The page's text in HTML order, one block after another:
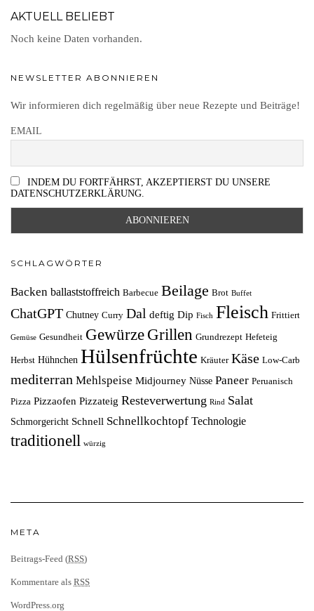
AKTUELL BELIEBT
Noch keine Daten vorhanden.
NEWSLETTER ABONNIEREN
Wir informieren dich regelmäßig über neue Rezepte und Beiträge!
EMAIL
INDEM DU FORTFÄHRST, AKZEPTIERST DU UNSERE
DATENSCHUTZERKLÄRUNG.
SCHLAGWÖRTER
Backen ballaststoffreich Barbecue Beilage Brot Buffet
ChatGPT Chutney Curry Dal deftig Dip Fisch Fleisch Frittiert
Gemüse Gesundheit Gewürze Grillen Grundrezept Hefeteig
Herbst Hühnchen Hülsenfrüchte Kräuter Käse Low-Carb
mediterran Mehlspeise Midjourney Nüsse Paneer Peruanisch
Pizza Pizzaofen Pizzateig Resteverwertung Rind Salat
Schmorgericht Schnell Schnellkochtopf Technologie
traditionell würzig
META
Beitrags-Feed (RSS)
Kommentare als RSS
WordPress.org